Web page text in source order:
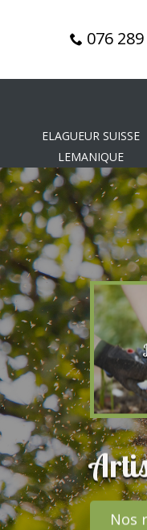
076
ELAGUEUR SUISSE
LEMANIQUE
Nos